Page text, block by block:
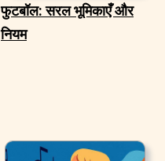
फुटबॉल: सरल भूमिकाएँ और
नियम